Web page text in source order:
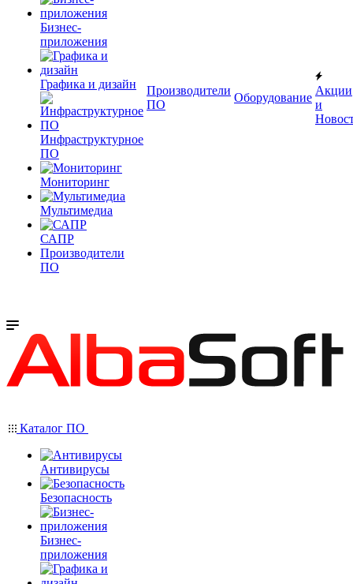
Бизнес-
приложения
Графика и дизайн
Инфраструктурное
ПО
Мониторинг
Мультимедиа
САПР
Производители
ПО
Производители
ПО
Оборудование
Акции
и
Каталог ПО
Антивирусы
Безопасность
Бизнес-
приложения